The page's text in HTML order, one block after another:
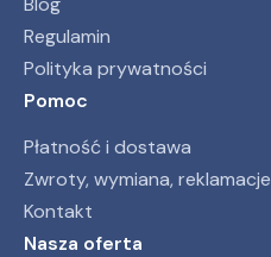
Regulamin
Polityka prywatności
Pomoc
Płatność i dostawa
Zwroty, wymiana, reklamacje
Kontakt
Nasza oferta